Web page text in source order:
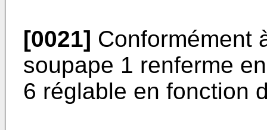
[0021] Conformément
soupape 1 renferme
6 réglable en fonction